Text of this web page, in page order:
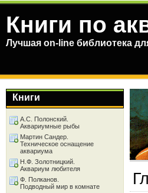
Книги по
Лучшая on-line библиотека
Книги
А.С. Полонский.
Аквариумные рыбы
Мартин Сандер.
Техническое оснащение
аквариума
Н.Ф. Золотницкий.
Аквариум любителя
Ф. Полканов.
Подводный мир в комнате